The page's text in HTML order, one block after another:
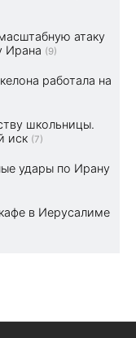
атаку
Ирана (9)
работала на
школьницы.
иск (7)
удары по Ирану
в Иерусалиме